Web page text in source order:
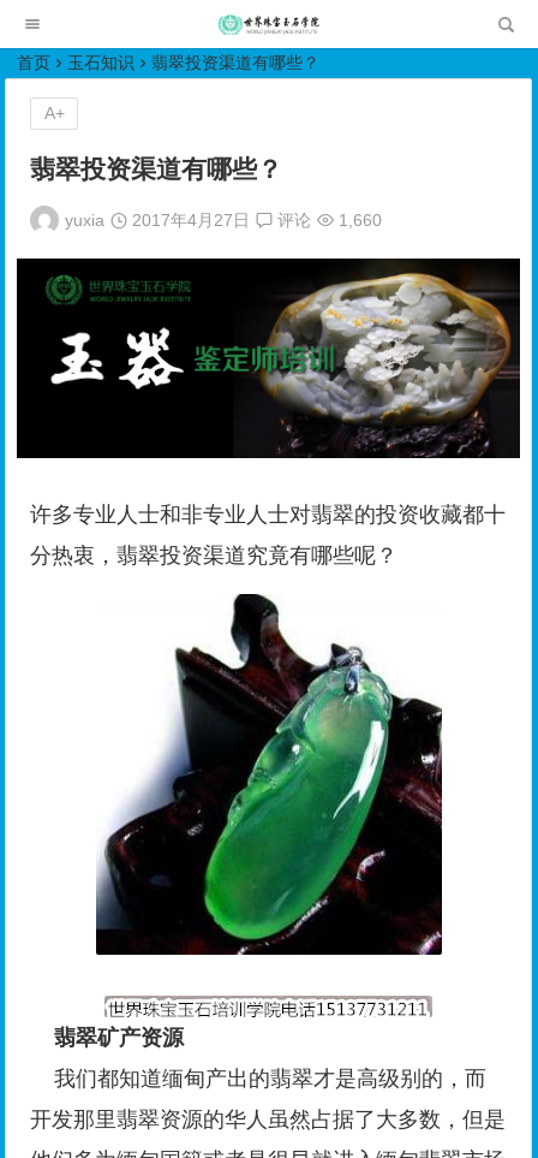
首页 玉石知识 翡翠投资渠道有哪些？
翡翠投资渠道有哪些？
yuxia 2017年4月27日 评论 1,660
许多专业人士和非专业人士对翡翠的投资收藏都十
分热衷，翡翠投资渠道究竟有哪些呢？
翡翠矿产资源
我们都知道缅甸产出的翡翠才是高级别的，而
开发那里翡翠资源的华人虽然占据了大多数，但是
A+